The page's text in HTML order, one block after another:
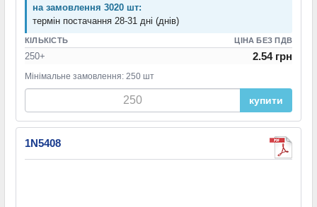
на замовлення 3020 шт:
термін постачання 28-31 дні (днів)
КІЛЬКІСТЬ ЦІНА БЕЗ ПДВ
250+ 2.54 грн
Мінімальне замовлення: 250 шт
купити
1N5408